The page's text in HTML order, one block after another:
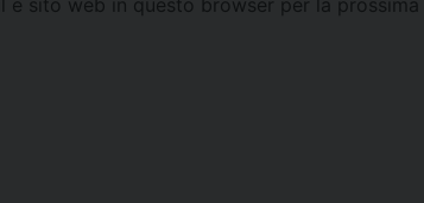
e sito web in questo browser per la